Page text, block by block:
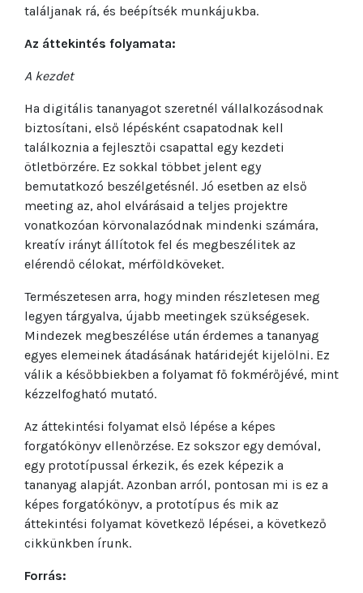
találjanak rá, és beépítsék munkájukba.
Az áttekintés folyamata:
A kezdet
Ha digitális tananyagot szeretnél vállalkozásodnak
biztosítani, első lépésként csapatodnak kell
találkoznia a fejlesztői csapattal egy kezdeti
ötletbörzére. Ez sokkal többet jelent egy
bemutatkozó beszélgetésnél. Jó esetben az első
meeting az, ahol elvárásaid a teljes projektre
vonatkozóan körvonalazódnak mindenki számára,
kreatív irányt állítotok fel és megbeszélitek az
elérendő célokat, mérföldköveket.
Természetesen arra, hogy minden részletesen meg
legyen tárgyalva, újabb meetingek szükségesek.
Mindezek megbeszélése után érdemes a tananyag
egyes elemeinek átadásának határidejét kijelölni. Ez
válik a későbbiekben a folyamat fő fokmérőjévé, mint
kézzelfogható mutató.
Az áttekintési folyamat első lépése a képes
forgatókönyv ellenőrzése. Ez sokszor egy demóval,
egy prototípussal érkezik, és ezek képezik a
tananyag alapját. Azonban arról, pontosan mi is ez a
képes forgatókönyv, a prototípus és mik az
áttekintési folyamat következő lépései, a következő
cikkünkben írunk.
Forrás: